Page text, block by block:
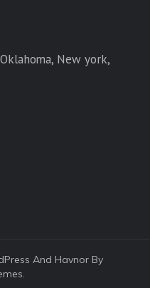
New york,
And Havnor By